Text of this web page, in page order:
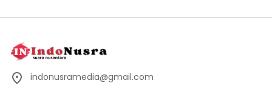
indonusramedia@gmail.com